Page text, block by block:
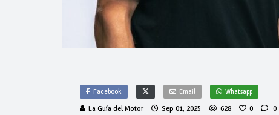
Facebook Email Whatsapp
La Guía del Motor Sep 01, 2025 628 0 0